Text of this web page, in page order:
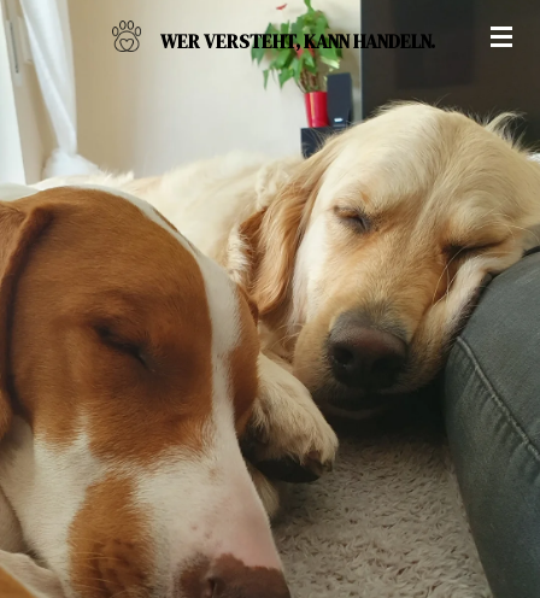
Zum
Hauptinhalt
springen
WER VERSTEHT,KANNHANDELN.